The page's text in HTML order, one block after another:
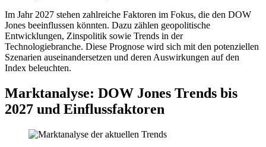
Im Jahr 2027 stehen zahlreiche Faktoren im Fokus, die den DOW
Jones beeinflussen könnten. Dazu zählen geopolitische
Entwicklungen, Zinspolitik sowie Trends in der
Technologiebranche. Diese Prognose wird sich mit den potenziellen
Szenarien auseinandersetzen und deren Auswirkungen auf den
Index beleuchten.
Marktanalyse: DOW Jones Trends bis
2027 und Einflussfaktoren